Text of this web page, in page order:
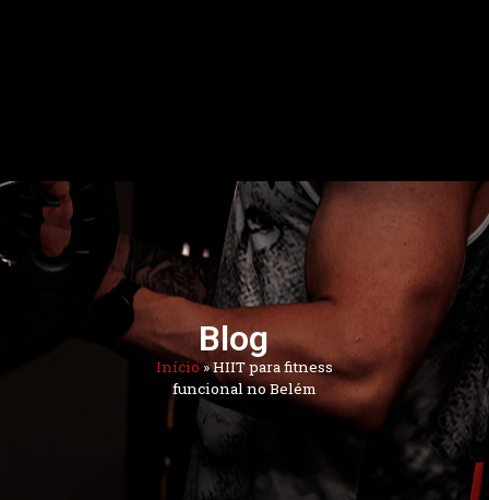
Blog
Início»HIIT para fitness
funcional no Belém